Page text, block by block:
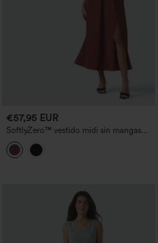
€57,95 EUR
SoftlyZero™ vestido midi sin mangas
con escote en V, relleno integrado (no
extraíble), tacto fresco, con bolsillos,
tallas D-F